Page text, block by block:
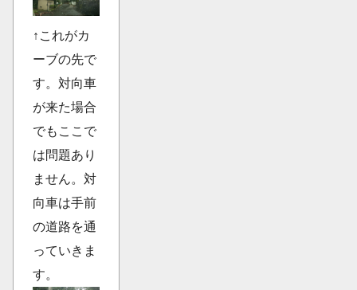
↑これがカ
ーブの先で
す。対向車
が来た場合
でもここで
は問題あり
ません。対
向車は手前
の道路を通
っていきま
す。